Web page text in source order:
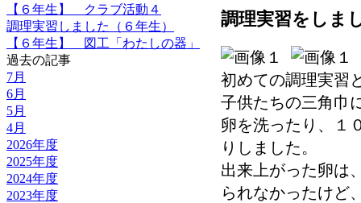
【６年生】 クラブ活動４
調理実習しました（６年生）
【６年生】 図工「わたしの器」
過去の記事
7月
6月
5月
4月
2026年度
2025年度
2024年度
2023年度
調理実習をしま
初めての調理実習
子供たちの三角巾
卵を洗ったり、１
りしました。
出来上がった卵は
られなかったけど